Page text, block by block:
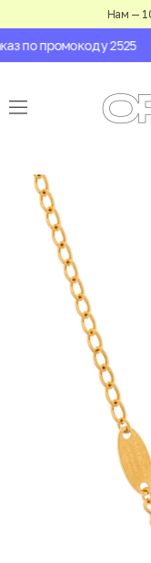
Нам —
по промокоду 2525